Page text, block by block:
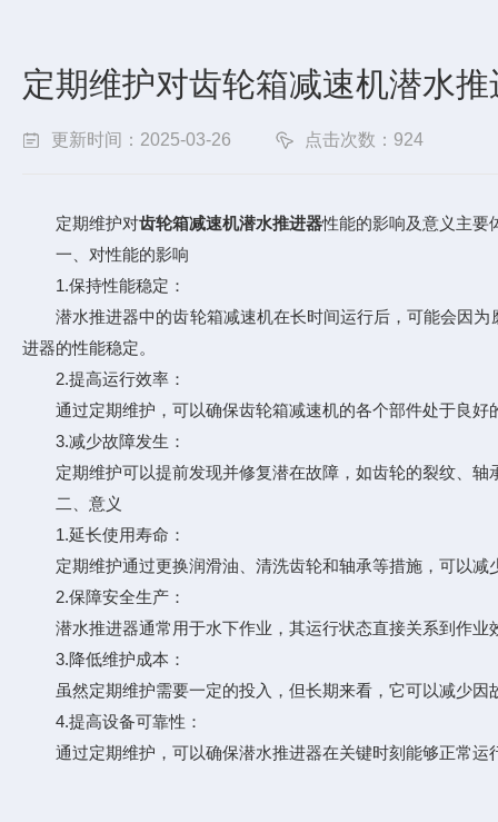
定期维护对齿轮箱减速机潜水
更新时间：2025-03-26 点击次数：924
定期维护对齿轮箱减速机潜水推进器性能的影响及意义主要
一、对性能的影响
1.保持性能稳定：
潜水推进器中的齿轮箱减速机在长时间运行后，可能会因为
进器的性能稳定。
2.提高运行效率：
通过定期维护，可以确保齿轮箱减速机的各个部件处于良好
3.减少故障发生：
定期维护可以提前发现并修复潜在故障，如齿轮的裂纹、轴
二、意义
1.延长使用寿命：
定期维护通过更换润滑油、清洗齿轮和轴承等措施，可以减
2.保障安全生产：
潜水推进器通常用于水下作业，其运行状态直接关系到作业
3.降低维护成本：
虽然定期维护需要一定的投入，但长期来看，它可以减少因
4.提高设备可靠性：
通过定期维护，可以确保潜水推进器在关键时刻能够正常运